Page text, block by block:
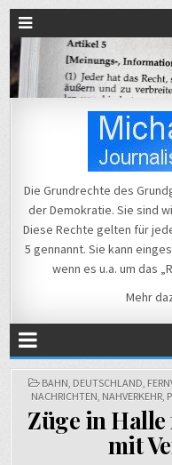
Michael Voß
Die Grundrechte des
der Demokratie. Sie sind
Diese Rechte gelten für
5 gennannt. Sie kann
wenn es u.a. um das
Mehr
POSTED
IN
BAHN, DEUTSCHLAND,
NACHRICHTEN, NAHVERKEHR,
Züge in
mit